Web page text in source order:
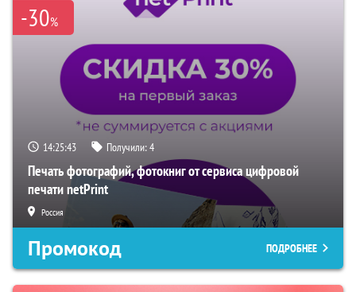
-30%
14:25:42 Получили:4
Печать фотографий, фотокниг от сервиса цифровой
печати netPrint
Россия
Промокод ПОДРОБНЕЕ